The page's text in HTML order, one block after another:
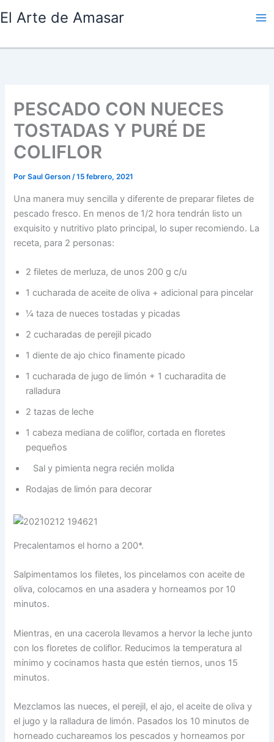
al
El Arte de Amasar
PESCADO CON NUECES
TOSTADAS Y PURÉ DE
COLIFLOR
PorSaul Gerson/15 febrero, 2021
Una manera muy sencilla y diferente de preparar filetes de
pescado fresco. En menos de 1/2 hora tendrán listo un
exquisito y nutritivo plato principal, lo super recomiendo. La
receta, para 2 personas:
2 filetes de merluza, de unos 200 g c/u
1 cucharada de aceite de oliva + adicional para pincelar
¼ taza de nueces tostadas y picadas
2 cucharadas de perejil picado
1 diente de ajo chico finamente picado
1 cucharada de jugo de limón + 1 cucharadita de
ralladura
2 tazas de leche
1 cabeza mediana de coliflor, cortada en floretes
pequeños
Sal y pimienta negra recién molida
Rodajas de limón para decorar
Precalentamos el horno a 200*.
Salpimentamos los filetes, los pincelamos con aceite de
oliva, colocamos en una asadera y horneamos por 10
minutos.
Mientras, en una cacerola llevamos a hervor la leche junto
con los floretes de coliflor. Reducimos la temperatura al
mínimo y cocinamos hasta que estén tiernos, unos 15
minutos.
Mezclamos las nueces, el perejil, el ajo, el aceite de oliva y
el jugo y la ralladura de limón. Pasados los 10 minutos de
horneado cuchareamos los pescados y horneamos por